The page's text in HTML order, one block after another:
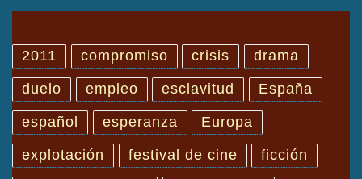
2011 compromiso crisis drama
duelo empleo esclavitud España
español esperanza Europa
explotación festival de cine ficción